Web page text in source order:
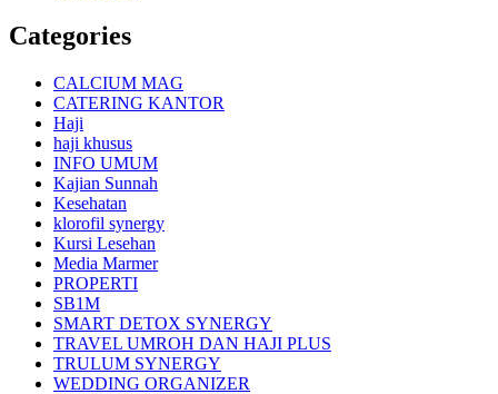
Categories
CALCIUM MAG
CATERING KANTOR
Haji
haji khusus
INFO UMUM
Kajian Sunnah
Kesehatan
klorofil synergy
Kursi Lesehan
Media Marmer
PROPERTI
SB1M
SMART DETOX SYNERGY
TRAVEL UMROH DAN HAJI PLUS
TRULUM SYNERGY
WEDDING ORGANIZER